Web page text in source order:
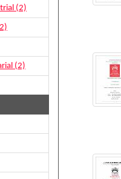
(2)
(2)